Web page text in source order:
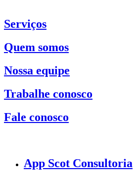
Serviços
Quem somos
Nossa equipe
Trabalhe conosco
Fale conosco
App Scot Consultoria